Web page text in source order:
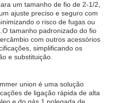
um tamanho de fio de 2-1/2,
ajuste preciso e seguro com
o risco de fugas ou
tamanho padronizado do fio
com outros acessórios
simplificando os
e substituição.
union é uma solução
de ligação rápida de alta